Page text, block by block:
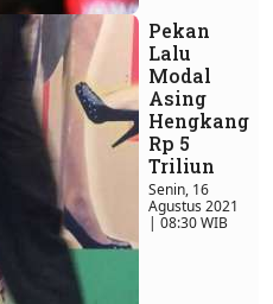
Pekan
Lalu
Modal
Asing
Hengkang
Rp 5
Triliun
Senin, 16
Agustus 2021
| 08:30 WIB